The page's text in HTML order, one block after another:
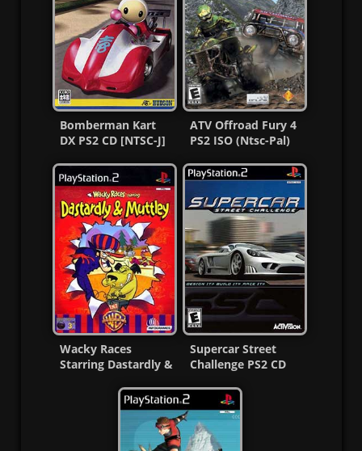
Bomberman Kart
DX PS2 CD [NTSC-J]
ATV Offroad Fury 4
PS2 ISO (Ntsc-Pal)
Wacky Races
Starring Dastardly &
Supercar Street
Challenge PS2 CD